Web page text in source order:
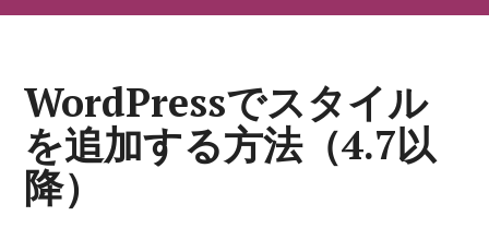
WordPressでスタイル
を追加する方法（4.7以
降）